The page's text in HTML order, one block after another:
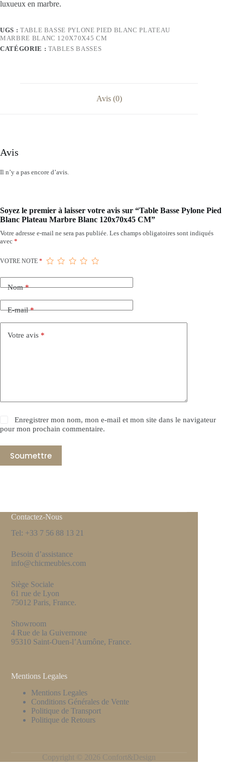
luxueux en marbre.
UGS : TABLE BASSE PYLONE PIED BLANC PLATEAU
MARBRE BLANC 120X70X45 CM
CATÉGORIE : TABLES BASSES
Avis (0)
Avis
Il n’y a pas encore d’avis.
Soyez le premier à laisser votre avis sur “Table Basse Pylone Pied
Blanc Plateau Marbre Blanc 120x70x45 CM”
Votre adresse e-mail ne sera pas publiée. Les champs obligatoires sont indiqués
avec *
VOTRE NOTE *
Nom*
E-mail*
Votre avis *
Enregistrer mon nom, mon e-mail et mon site dans le navigateur
pour mon prochain commentaire.
Soumettre
Contactez-Nous
Tel: +33 7 56 88 13 21
Besoin d’assistance
info@chicmeubles.com
Siège Sociale
61 rue de Lyon
75012 Paris, France.
Showroom
4 Rue de la Guivernone
95310 Saint-Ouen-l’Aumône, France.
Mentions Legales
Mentions Legales
Conditions Générales de Vente
Politique de Transport
Politique de Retours
Copyright © 2026 Confort&Design